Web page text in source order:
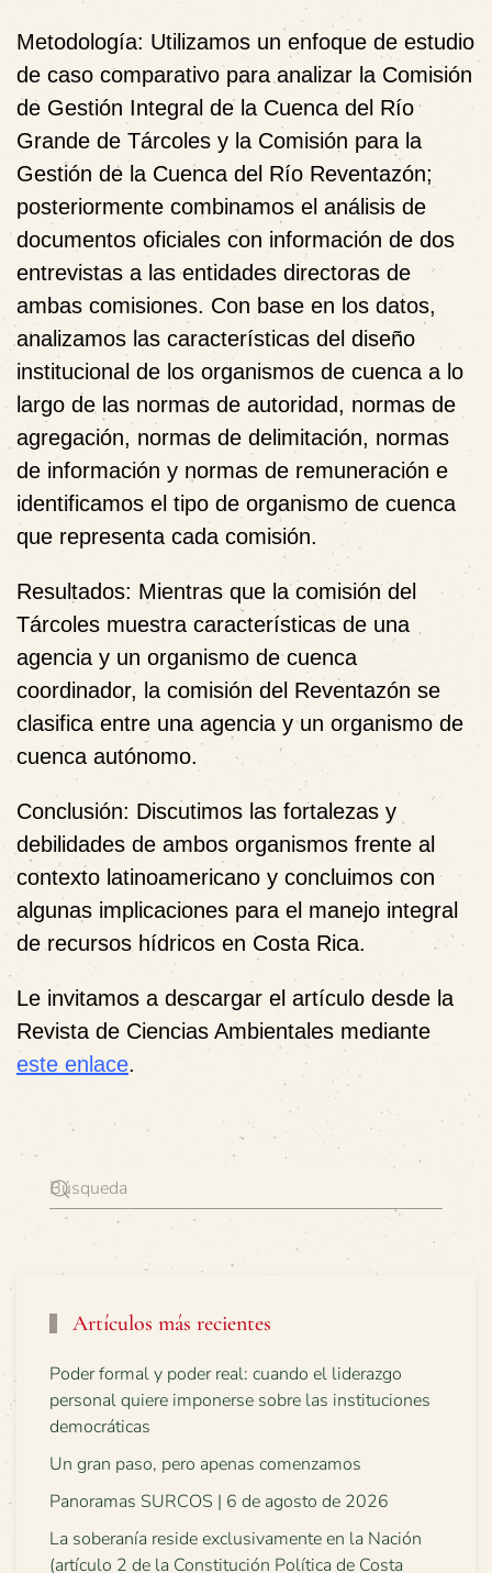
Metodología: Utilizamos un enfoque de estudio
de caso comparativo para analizar la Comisión
de Gestión Integral de la Cuenca del Río
Grande de Tárcoles y la Comisión para la
Gestión de la Cuenca del Río Reventazón;
posteriormente combinamos el análisis de
documentos oficiales con información de dos
entrevistas a las entidades directoras de
ambas comisiones. Con base en los datos,
analizamos las características del diseño
institucional de los organismos de cuenca a lo
largo de las normas de autoridad, normas de
agregación, normas de delimitación, normas
de información y normas de remuneración e
identificamos el tipo de organismo de cuenca
que representa cada comisión.
Resultados: Mientras que la comisión del
Tárcoles muestra características de una
agencia y un organismo de cuenca
coordinador, la comisión del Reventazón se
clasifica entre una agencia y un organismo de
cuenca autónomo.
Conclusión: Discutimos las fortalezas y
debilidades de ambos organismos frente al
contexto latinoamericano y concluimos con
algunas implicaciones para el manejo integral
de recursos hídricos en Costa Rica.
Le invitamos a descargar el artículo desde la
Revista de Ciencias Ambientales mediante
este enlace.
Artículos más recientes
Poder formal y poder real: cuando el liderazgo
personal quiere imponerse sobre las instituciones
democráticas
Un gran paso, pero apenas comenzamos
Panoramas SURCOS | 6 de agosto de 2026
La soberanía reside exclusivamente en la Nación
(artículo 2 de la Constitución Política de Costa